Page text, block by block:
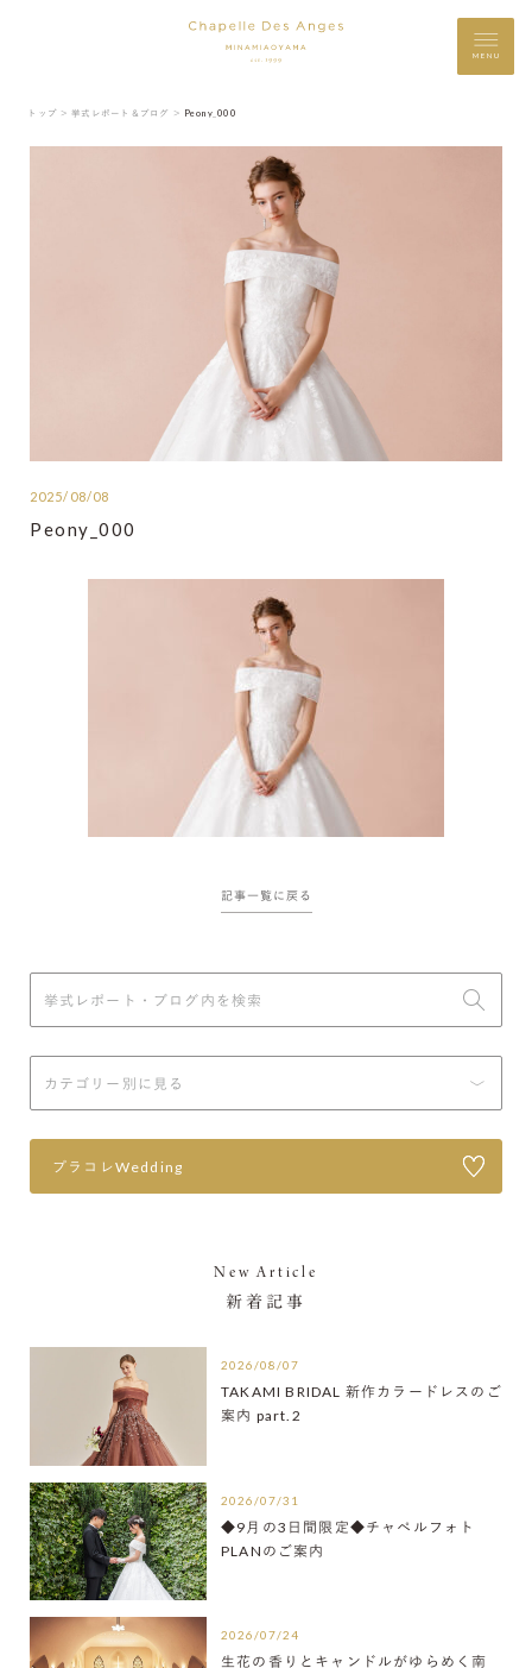
MENU
トップ ＞ 挙式レポート＆ブログ ＞ Peony_000
2025/08/08
Peony_000
記事一覧に戻る
プラコレWedding
New Article
新着記事
2026/08/07
TAKAMI BRIDAL 新作カラードレスのご
案内 part.2
2026/07/31
◆9月の3日間限定◆チャペルフォト
PLANのご案内
2026/07/24
生花の香りとキャンドルがゆらめく南